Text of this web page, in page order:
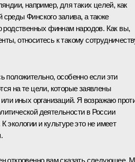
например, для таких целей, как
Финского залива, а также
родственных финнам народов. Как вы,
относитесь к такому
положительно, особенно если эти
на те цели, которые заявлены
иных организаций. Я возражаю
деятельности в России
экологии и культуре это не имеет